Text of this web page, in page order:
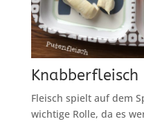
Knabberfleisch
Fleisch spielt auf dem
wichtige Rolle, da es